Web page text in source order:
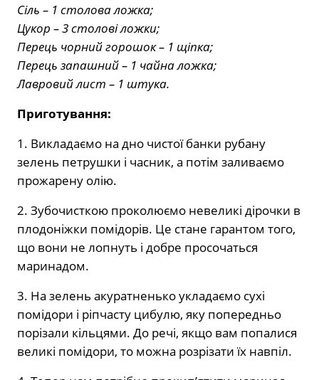
Сіль – 1 столова ложка;
Цукор – 3 столові ложки;
Перець чорний горошок – 1 щіпка;
Перець запашний – 1 чайна ложка;
Лавровий лист – 1 штука.
Приготування:
1. Викладаємо на дно чистої банки рубану
зелень петрушки і часник, а потім заливаємо
прожарену олію.
2. Зубочисткою проколюємо невеликі дірочки в
плодоніжки помідорів. Це стане гарантом того,
що вони не лопнуть і добре просочаться
маринадом.
3. На зелень акуратненько укладаємо сухі
помідори і ріпчасту цибулю, яку попередньо
порізали кільцями. До речі, якщо вам попалися
великі помідори, то можна розрізати їх навпіл.